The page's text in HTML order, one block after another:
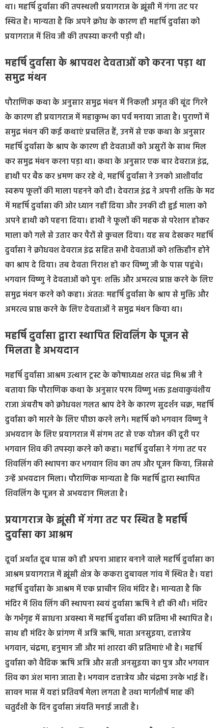
था। महर्षि दुर्वासा की तपस्थली प्रयागराज के झूंसी में गंगा तट पर
स्थित है। मान्यता है कि अपने क्रोध के कारण ही महर्षि दुर्वासा को
प्रयागराज में शिव जी की तपस्या करनी पड़ी थी।
महर्षि दुर्वासा के श्रापवश देवताओं को करना पड़ा था
समुद्र मंथन
पौराणिक कथा के अनुसार समुद्र मंथन में निकली अमृत की बूंद गिरने
के कारण ही प्रयागराज में महाकुम्भ का पर्व मनाया जाता है। पुराणों में
समुद्र मंथन की कई कथाएं प्रचलित हैं, उनमें से एक कथा के अनुसार
महर्षि दुर्वासा के श्राप के कारण ही देवताओं को असुरों के साथ मिल
कर समुद्र मंथन करना पड़ा था। कथा के अनुसार एक बार देवराज इंद्र,
हाथी पर बैठ कर भ्रमण कर रहे थे, महर्षि दुर्वासा ने उनको आशीर्वाद
स्वरूप फूलों की माला पहनने को दी। देवराज इंद्र ने अपनी शक्ति के मद
में महर्षि दुर्वासा की ओर ध्यान नहीं दिया और उनकी दी हुई माला को
अपने हाथी को पहना दिया। हाथी ने फूलों की महक से परेशान होकर
माला को गले से उतार कर पैरों से कुचल दिया। यह सब देखकर महर्षि
दुर्वासा ने क्रोधवश देवराज इंद्र सहित सभी देवताओं को शक्तिहीन होने
का श्राप दे दिया। तब देवता निराश हो कर विष्णु जी के पास पहुंचे।
भगवान विष्णु ने देवताओं को पुनः शक्ति और अमरत्व प्राप्त करने के लिए
समुद्र मंथन करने को कहा। अंततः महर्षि दुर्वासा के श्राप से मुक्ति और
अमरत्व प्राप्त करने के लिए देवताओं ने समुद्र मंथन किया था।
महर्षि दुर्वासा द्वारा स्थापित शिवलिंग के पूजन से
मिलता है अभयदान
महर्षि दुर्वासा आश्रम उत्थान ट्रस्ट के कोषाध्यक्ष शरत चंद्र मिश्र जी ने
बताया कि पौराणिक कथा के अनुसार परम विष्णु भक्त इक्षवाकुवंशीय
राजा अंबरीष को क्रोधवश गलत श्राप देने के कारण सुदर्शन चक्र, महर्षि
दुर्वासा को मारने के लिए पीछा करने लगे। महर्षि को भगवान विष्णु ने
अभयदान के लिए प्रयागराज में संगम तट से एक योजन की दूरी पर
भगवान शिव की तपस्य़ा करने को कहा। महर्षि दुर्वासा ने गंगा तट पर
शिवलिंग की स्थापना कर भगवान शिव का तप और पूजन किया, जिससे
उन्हें अभयदान मिला। पौराणिक मान्यता है कि महर्षि द्वारा स्थापित
शिवलिंग के पूजन से अभयदान मिलता है।
प्रयागराज के झूंसी में गंगा तट पर स्थित है महर्षि
दुर्वासा का आश्रम
दूर्वा अर्थात दूब घास को ही अपना आहार बनाने वाले महर्षि दुर्वासा का
आश्रम प्रयागराज में झूंसी क्षेत्र के ककरा दुबावल गांव में स्थित है। यहां
महर्षि दुर्वासा के आश्रम में एक प्राचीन शिव मंदिर है। मान्यता है कि
मंदिर में शिव लिंग की स्थापना स्वयं दुर्वासा ऋषि ने ही की थी। मंदिर
के गर्भगृह में साधना अवस्था में महर्षि दुर्वासा की प्रतिमा भी स्थापित है।
साथ ही मंदिर के प्रांगण में अत्रि ऋषि, माता अनसुइया, दत्तात्रेय
भगवान, चंद्रमा, हनुमान जी और मां शारदा की प्रतिमाएं भी है। महर्षि
दुर्वासा को वैदिक ऋषि अत्रि और सती अनसुइया का पुत्र और भगवान
शिव का अंश माना जाता है। भगवान दत्तात्रेय और चंद्रमा उनके भाई हैं।
सावन मास में यहां प्रतिवर्ष मेला लगता है तथा मार्गशीर्ष माह की
चतुर्दशी के दिन दुर्वासा जंयति मनाई जाती है।